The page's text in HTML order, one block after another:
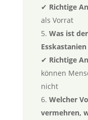
✔ Richtige
als Vorrat
Was ist
✔ Richtige
können
nicht
Welcher
vermehren,